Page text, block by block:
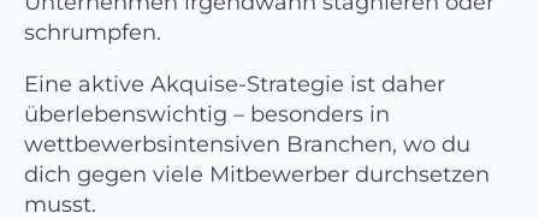
schrumpfen.
Eine aktive Akquise-Strategie ist daher
überlebenswichtig – besonders in
wettbewerbsintensiven Branchen, wo du
dich gegen viele Mitbewerber durchsetzen
musst.